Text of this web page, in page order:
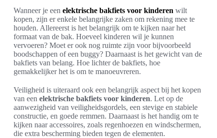
Wanneer je een elektrische bakfiets voor kinderen wilt
kopen, zijn er enkele belangrijke zaken om rekening mee te
houden. Allereerst is het belangrijk om te kijken naar het
formaat van de bak. Hoeveel kinderen wil je kunnen
vervoeren? Moet er ook nog ruimte zijn voor bijvoorbeeld
boodschappen of een buggy? Daarnaast is het gewicht van de
bakfiets van belang. Hoe lichter de bakfiets, hoe
gemakkelijker het is om te manoeuvreren.
Veiligheid is uiteraard ook een belangrijk aspect bij het kopen
van een elektrische bakfiets voor kinderen. Let op de
aanwezigheid van veiligheidsgordels, een stevige en stabiele
constructie, en goede remmen. Daarnaast is het handig om te
kijken naar accessoires, zoals regenhoezen en windschermen,
die extra bescherming bieden tegen de elementen.